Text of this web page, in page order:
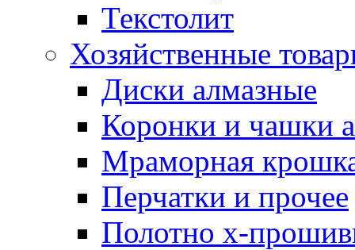
Текстолит
Хозяйственные
Диски алмазные
Коронки и чашки
Мраморная
Перчатки и прочее
Полотно х-